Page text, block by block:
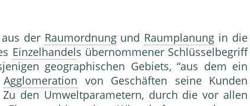
der Raumordnungund Raumplanung in die
Einzelhandels über­nommener Schlüsselbegriff
geographischen Gebiets, “aus dem ein
Agglomeration von Geschäften seine Kunden
Zu den Umweltparametern, durch die vor allen